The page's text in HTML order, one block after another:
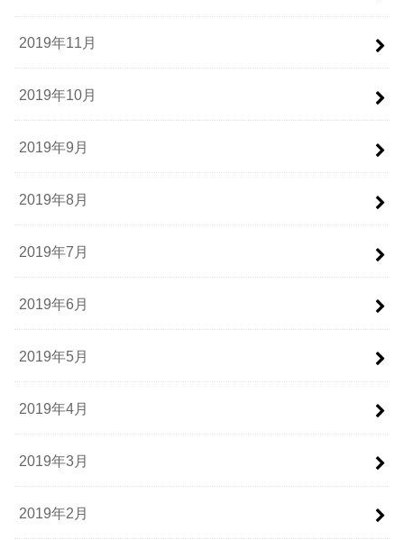
2019年11月
2019年10月
2019年9月
2019年8月
2019年7月
2019年6月
2019年5月
2019年4月
2019年3月
2019年2月